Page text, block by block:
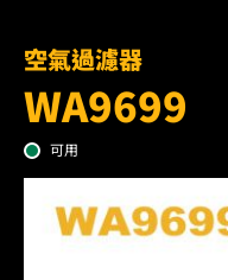
空氣過濾器
WA9699
可用